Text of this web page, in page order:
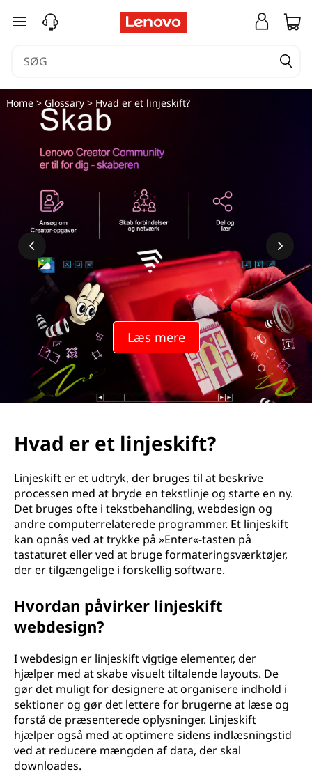
spring til hovedindhold
Læs mere
Home> Glossary> Hvad er et linjeskift?
Hvad er et linjeskift?
Linjeskift er et udtryk, der bruges til at beskrive
processen med at bryde en tekstlinje og starte en ny.
Det bruges ofte i tekstbehandling, webdesign og
andre computerrelaterede programmer. Et linjeskift
kan opnås ved at trykke på »Enter«-tasten på
tastaturet eller ved at bruge formateringsværktøjer,
der er tilgængelige i forskellig software.
Hvordan påvirker linjeskift
webdesign?
I webdesign er linjeskift vigtige elementer, der
hjælper med at skabe visuelt tiltalende layouts. De
gør det muligt for designere at organisere indhold i
sektioner og gør det lettere for brugerne at læse og
forstå de præsenterede oplysninger. Linjeskift
hjælper også med at optimere sidens indlæsningstid
ved at reducere mængden af data, der skal
downloades.